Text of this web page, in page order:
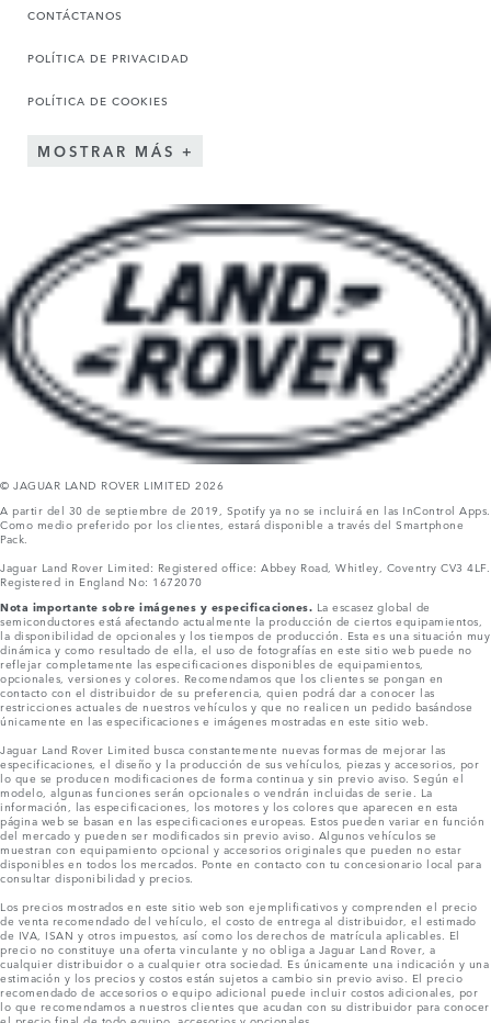
CONTÁCTANOS
POLÍTICA DE PRIVACIDAD
POLÍTICA DE COOKIES
MOSTRAR MÁS
© JAGUAR LAND ROVER LIMITED 2026
A partir del 30 de septiembre de 2019, Spotify ya no se incluirá en las InControl Apps.
Como medio preferido por los clientes, estará disponible a través del Smartphone
Pack.
Jaguar Land Rover Limited: Registered office: Abbey Road, Whitley, Coventry CV3 4LF.
Registered in England No: 1672070
Nota importante sobre imágenes y especificaciones. La escasez global de
semiconductores está afectando actualmente la producción de ciertos equipamientos,
la disponibilidad de opcionales y los tiempos de producción. Esta es una situación muy
dinámica y como resultado de ella, el uso de fotografías en este sitio web puede no
reflejar completamente las especificaciones disponibles de equipamientos,
opcionales, versiones y colores. Recomendamos que los clientes se pongan en
contacto con el distribuidor de su preferencia, quien podrá dar a conocer las
restricciones actuales de nuestros vehículos y que no realicen un pedido basándose
únicamente en las especificaciones e imágenes mostradas en este sitio web.
Jaguar Land Rover Limited busca constantemente nuevas formas de mejorar las
especificaciones, el diseño y la producción de sus vehículos, piezas y accesorios, por
lo que se producen modificaciones de forma continua y sin previo aviso. Según el
modelo, algunas funciones serán opcionales o vendrán incluidas de serie. La
información, las especificaciones, los motores y los colores que aparecen en esta
página web se basan en las especificaciones europeas. Estos pueden variar en función
del mercado y pueden ser modificados sin previo aviso. Algunos vehículos se
muestran con equipamiento opcional y accesorios originales que pueden no estar
disponibles en todos los mercados. Ponte en contacto con tu concesionario local para
consultar disponibilidad y precios.
Los precios mostrados en este sitio web son ejemplificativos y comprenden el precio
de venta recomendado del vehículo, el costo de entrega al distribuidor, el estimado
de IVA, ISAN y otros impuestos, así como los derechos de matrícula aplicables. El
precio no constituye una oferta vinculante y no obliga a Jaguar Land Rover, a
cualquier distribuidor o a cualquier otra sociedad. Es únicamente una indicación y una
estimación y los precios y costos están sujetos a cambio sin previo aviso. El precio
recomendado de accesorios o equipo adicional puede incluir costos adicionales, por
lo que recomendamos a nuestros clientes que acudan con su distribuidor para conocer